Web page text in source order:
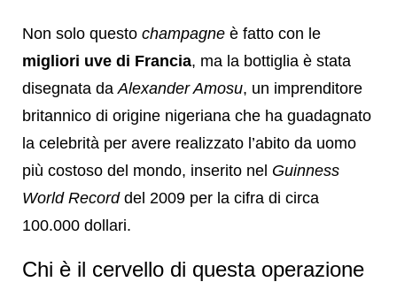
Non solo questo champagne è fatto con le
migliori uve di Francia, ma la bottiglia è stata
disegnata da Alexander Amosu, un imprenditore
britannico di origine nigeriana che ha guadagnato
la celebrità per avere realizzato l’abito da uomo
più costoso del mondo, inserito nel Guinness
World Recorddel 2009 per la cifra di circa
100.000 dollari.
Chi è il cervello di questa operazione